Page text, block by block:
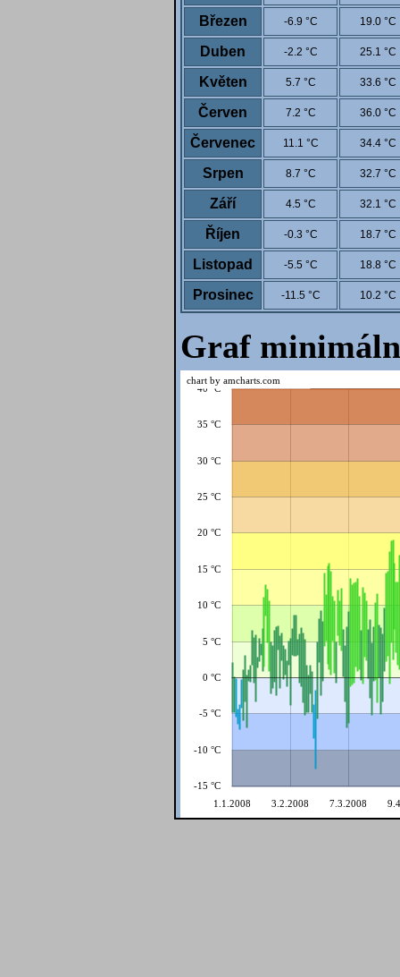
Březen -6.9 °C 19.0 °C
Duben -2.2 °C 25.1 °C
Květen 5.7 °C 33.6 °C
Červen 7.2 °C 36.0 °C
Červenec 11.1 °C 34.4 °C
Srpen 8.7 °C 32.7 °C
Září 4.5 °C 32.1 °C
Říjen -0.3 °C 18.7 °C
Listopad -5.5 °C 18.8 °C
Prosinec -11.5 °C 10.2 °C
Graf
1.1.2008 3.2.2008 7.3.2008
-15 °C
-10 °C
-5 °C
0 °C
5 °C
10 °C
15 °C
20 °C
25 °C
30 °C
35 °C
40 °C
chart by amcharts.com